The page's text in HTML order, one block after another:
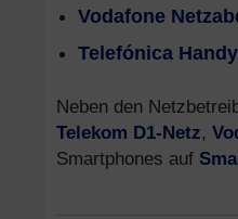
Vodafone
Telefónica
Neben den
Telekom D1-Netz,
Smartphones auf